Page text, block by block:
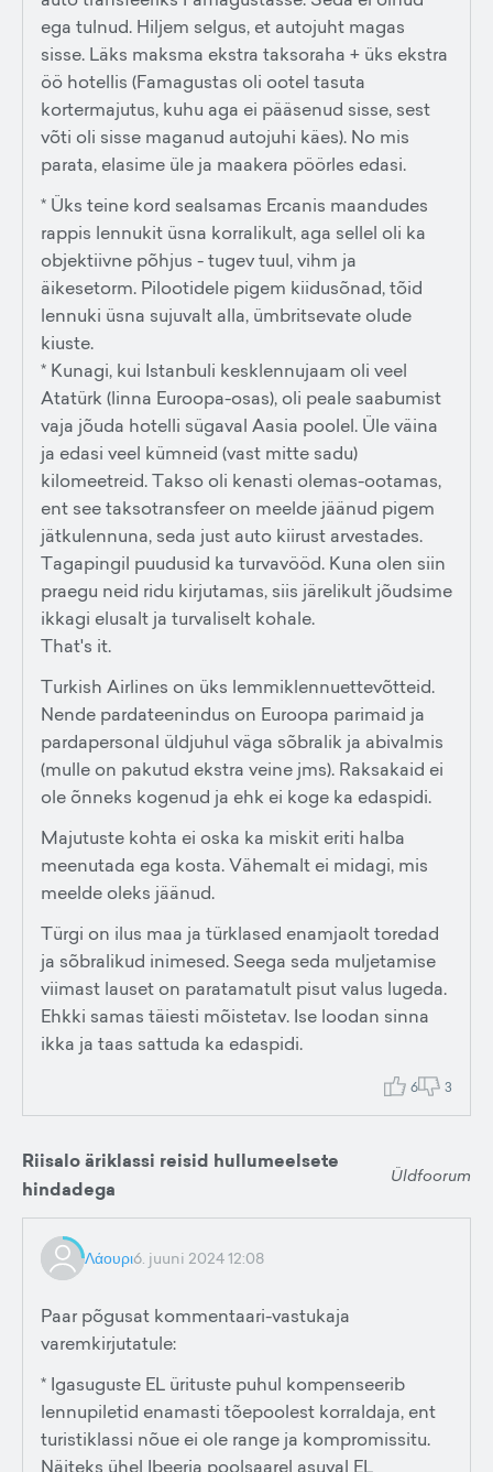
ega tulnud. Hiljem selgus, et autojuht magas
sisse. Läks maksma ekstra taksoraha + üks ekstra
öö hotellis (Famagustas oli ootel tasuta
kortermajutus, kuhu aga ei pääsenud sisse, sest
võti oli sisse maganud autojuhi käes). No mis
parata, elasime üle ja maakera pöörles edasi.
* Üks teine kord sealsamas Ercanis maandudes
rappis lennukit üsna korralikult, aga sellel oli ka
objektiivne põhjus - tugev tuul, vihm ja
äikesetorm. Pilootidele pigem kiidusõnad, tõid
lennuki üsna sujuvalt alla, ümbritsevate olude
kiuste.
* Kunagi, kui Istanbuli kesklennujaam oli veel
Atatürk (linna Euroopa-osas), oli peale saabumist
vaja jõuda hotelli sügaval Aasia poolel. Üle väina
ja edasi veel kümneid (vast mitte sadu)
kilomeetreid. Takso oli kenasti olemas-ootamas,
ent see taksotransfeer on meelde jäänud pigem
jätkulennuna, seda just auto kiirust arvestades.
Tagapingil puudusid ka turvavööd. Kuna olen siin
praegu neid ridu kirjutamas, siis järelikult jõudsime
ikkagi elusalt ja turvaliselt kohale.
That's it.
Turkish Airlines on üks lemmiklennuettevõtteid.
Nende pardateenindus on Euroopa parimaid ja
pardapersonal üldjuhul väga sõbralik ja abivalmis
(mulle on pakutud ekstra veine jms). Raksakaid ei
ole õnneks kogenud ja ehk ei koge ka edaspidi.
Majutuste kohta ei oska ka miskit eriti halba
meenutada ega kosta. Vähemalt ei midagi, mis
meelde oleks jäänud.
Türgi on ilus maa ja türklased enamjaolt toredad
ja sõbralikud inimesed. Seega seda muljetamise
viimast lauset on paratamatult pisut valus lugeda.
Ehkki samas täiesti mõistetav. Ise loodan sinna
ikka ja taas sattuda ka edaspidi.
6 3
Riisalo äriklassi reisid hullumeelsete
hindadega
Üldfoorum
Λάουρι6. juuni 2024 12:08
Paar põgusat kommentaari-vastukaja
varemkirjutatule:
* Igasuguste EL ürituste puhul kompenseerib
lennupiletid enamasti tõepoolest korraldaja, ent
turistiklassi nõue ei ole range ja kompromissitu.
Näiteks ühel Ibeeria poolsaarel asuval EL